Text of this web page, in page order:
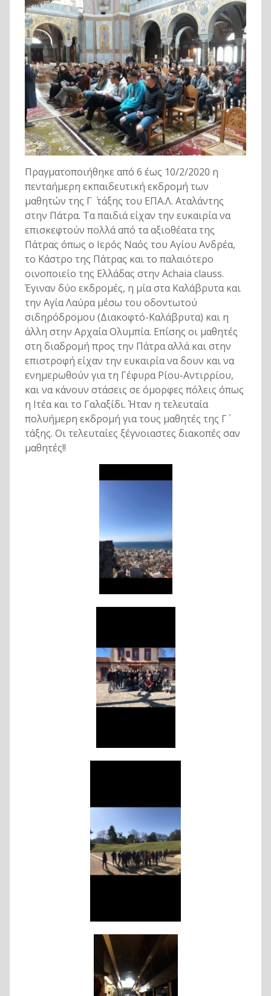
Πραγματοποιήθηκε από 6 έως 10/2/2020 η
πενταήμερη εκπαιδευτική εκδρομή των
μαθητών της Γ ΄ τάξης του ΕΠΑ.Λ. Αταλάντης
στην Πάτρα. Τα παιδιά είχαν την ευκαιρία να
επισκεφτούν πολλά από τα αξιοθέατα της
Πάτρας όπως ο Ιερός Ναός του Αγίου Ανδρέα,
το Κάστρο της Πάτρας και το παλαιότερο
οινοποιείο της Ελλάδας στην Achaia clauss.
Έγιναν δύο εκδρομές, η μία στα Καλάβρυτα και
την Αγία Λαύρα μέσω του οδοντωτού
σιδηρόδρομου (Διακοφτό-Καλάβρυτα) και η
άλλη στην Αρχαία Ολυμπία. Επίσης οι μαθητές
στη διαδρομή προς την Πάτρα αλλά και στην
επιστροφή είχαν την ευκαιρία να δουν και να
ενημερωθούν για τη Γέφυρα Ρίου-Αντιρρίου,
και να κάνουν στάσεις σε όμορφες πόλεις όπως
η Ιτέα και το Γαλαξίδι. Ήταν η τελευταία
πολυήμερη εκδρομή για τους μαθητές της Γ΄
τάξης. Οι τελευταίες ξέγνοιαστες διακοπές σαν
μαθητές!!